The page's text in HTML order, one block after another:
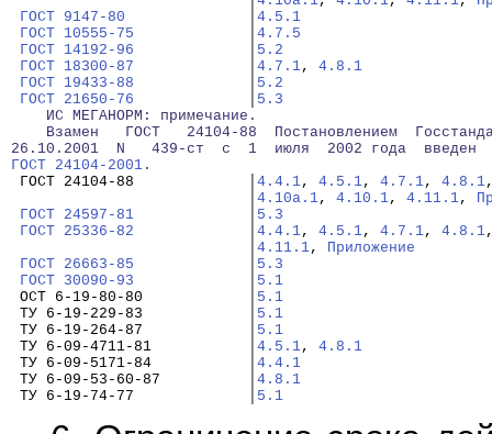
ГОСТ 9147-80
4.5.1
ГОСТ 10555-75
4.7.5
ГОСТ 14192-96
5.2
ГОСТ 18300-87
4.7.1, 4.8.1
ГОСТ 19433-88
5.2
ГОСТ 21650-76
5.3
    ИС МЕГАНОРМ: примечание.
Взамен   ГОСТ   24104-88  Постановлением
26.10.2001  N   439-ст  с  1  июля  2002 года  введен
ГОСТ 24104-2001 .
ГОСТ 24104-88             │ 4.4.1, 4.5.1, 4.7.1, 4.8.1
4.10а.1, 4.10.1, 4.11.1,
ГОСТ 24597-81
5.3
ГОСТ 25336-82
4.4.1, 4.5.1, 4.7.1, 4.8.1
4.11.1, Приложение
ГОСТ 26663-85
5.3
ГОСТ 30090-93
5.1
ОСТ 6-19-80-80            │ 5.1
ТУ 6-19-229-83            │ 5.1
ТУ 6-19-264-87            │ 5.1
ТУ 6-09-4711-81           │ 4.5.1, 4.8.1
ТУ 6-09-5171-84           │ 4.4.1
ТУ 6-09-53-60-87          │ 4.8.1
ТУ 6-19-74-77             │ 5.1